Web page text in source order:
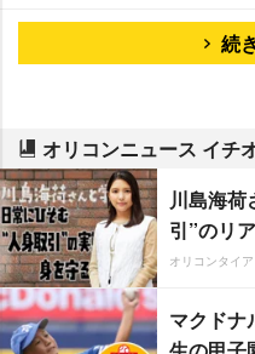
続
オリコンニュース イチ
川島海荷
引”のリ
オリコンタイ
マクドナ